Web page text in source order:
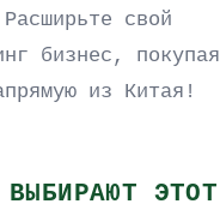
свой
бизнес, покупая
из Китая!
ВЫБИРАЮТ ЭТОТ